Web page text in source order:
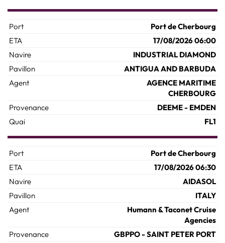
Port de Cherbourg
17/08/2026 06:00
INDUSTRIAL DIAMOND
ANTIGUA AND BARBUDA
AGENCE MARITIME
CHERBOURG
DEEME - EMDEN
FL1
Port de Cherbourg
17/08/2026 06:30
AIDASOL
ITALY
Humann & Taconet Cruise
Agencies
GBPPO - SAINT PETER PORT